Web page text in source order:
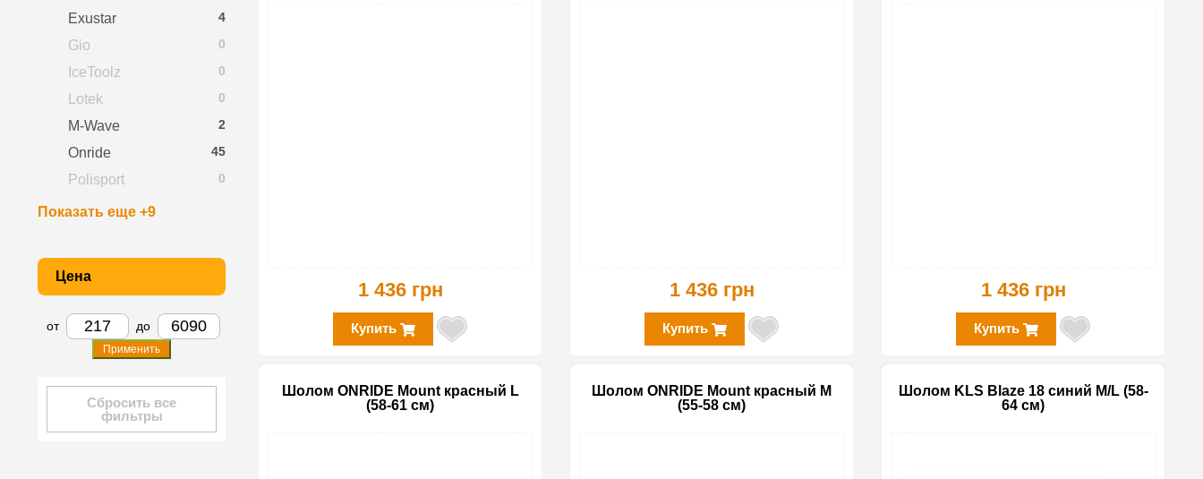
1 436 грн
Купить
1 436 грн
Купить
1 436 грн
Купить
Шолом ONRIDE Mount красный L
(58-61 см)
Шолом ONRIDE Mount красный M
(55-58 см)
Шолом KLS Blaze 18 синий M/L (58-
64 см)
4
Exustar
0
Gio
0
IceToolz
0
Lotek
2
M-Wave
45
Onride
0
Polisport
Показать еще +9
Цена
от до
Применить
Сбросить все
фильтры